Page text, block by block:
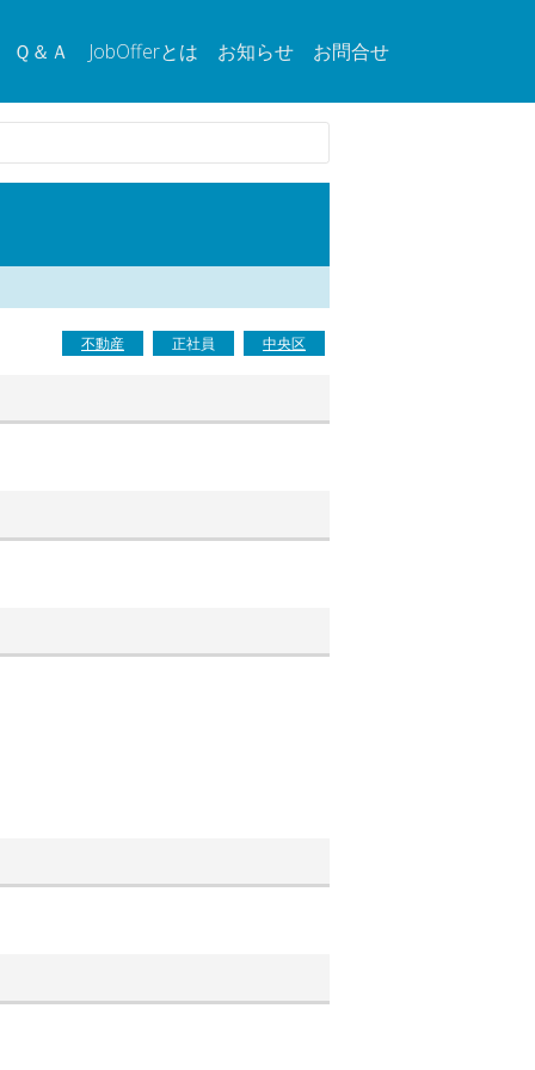
Ｑ＆Ａ JobOfferとは お知らせ お問合せ
不動産 正社員 中央区